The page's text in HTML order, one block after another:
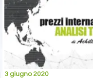
3 giugno 2020